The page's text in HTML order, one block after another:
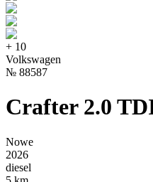
+ 10
Volkswagen
№ 88587
Crafter 2.0
Nowe
2026
diesel